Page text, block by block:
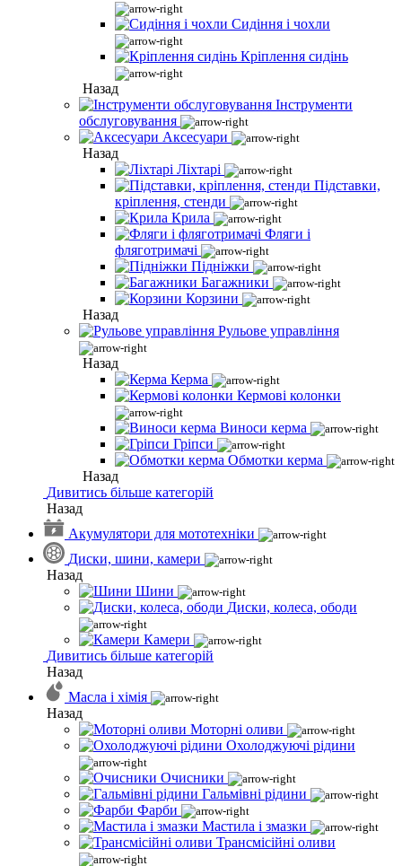
Сидіння і чохли
Кріплення сидінь
Назад
Інструменти
обслуговування
Аксесуари
Назад
Ліхтарі
Підставки,
кріплення, стенди
Крила
Фляги і
фляготримачі
Підніжки
Багажники
Корзини
Назад
Рульове управління
Назад
Керма
Кермові колонки
Виноси керма
Гріпси
Обмотки керма
Назад
Дивитись більше категорій
Назад
Акумулятори для мототехніки
Диски, шини, камери
Назад
Шини
Диски, колеса, ободи
Камери
Дивитись більше категорій
Назад
Масла і хімія
Назад
Моторні оливи
Охолоджуючі рідини
Очисники
Гальмівні рідини
Фарби
Мастила і змазки
Трансмісійні оливи